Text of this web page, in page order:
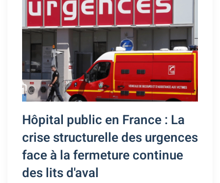
Hôpital public en France : La
crise structurelle des urgences
face à la fermeture continue
des lits d'aval